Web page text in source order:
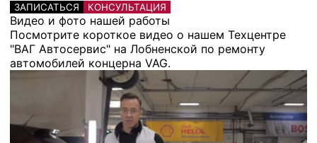
ЗАПИСАТЬСЯ КОНСУЛЬТАЦИЯ
Видео и фото нашей работы
Посмотрите короткое видео о нашем Техцентре
"ВАГ Автосервис" на Лобненской по ремонту
автомобилей концерна VAG.